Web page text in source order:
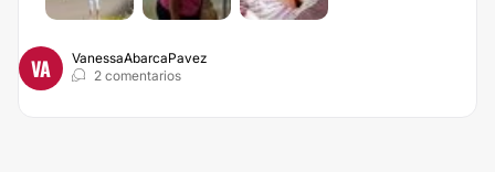
VA
VanessaAbarcaPavez
2 comentarios